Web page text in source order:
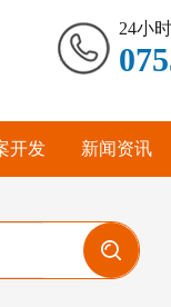
24小
开发 新闻资讯